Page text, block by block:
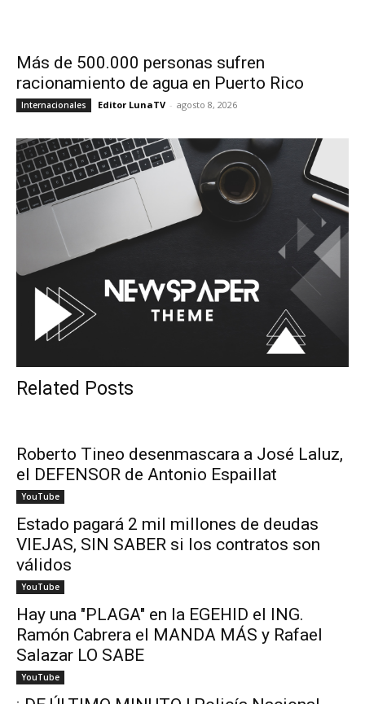
Más de 500.000 personas sufren
racionamiento de agua en Puerto Rico
Internacionales Editor LunaTV - agosto 8, 2026
Related Posts
Roberto Tineo desenmascara a José Laluz,
el DEFENSOR de Antonio Espaillat
YouTube
Estado pagará 2 mil millones de deudas
VIEJAS, SIN SABER si los contratos son
válidos
YouTube
Hay una "PLAGA" en la EGEHID el ING.
Ramón Cabrera el MANDA MÁS y Rafael
Salazar LO SABE
YouTube